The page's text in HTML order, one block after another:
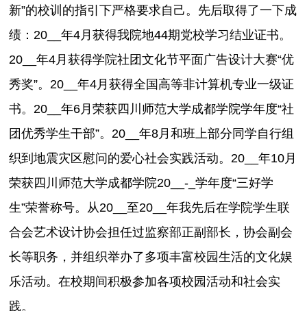
新”的校训的指引下严格要求自己。先后取得了一下成
绩：20__年4月获得我院地44期党校学习结业证书。
20__年4月获得学院社团文化节平面广告设计大赛“优
秀奖”。20__年4月获得全国高等非计算机专业一级证
书。20__年6月荣获四川师范大学成都学院学年度“社
团优秀学生干部”。20__年8月和班上部分同学自行组
织到地震灾区慰问的爱心社会实践活动。20__年10月
荣获四川师范大学成都学院20__-_学年度“三好学
生”荣誉称号。从20__至20__年我先后在学院学生联
合会艺术设计协会担任过监察部正副部长，协会副会
长等职务，并组织举办了多项丰富校园生活的文化娱
乐活动。在校期间积极参加各项校园活动和社会实
践。